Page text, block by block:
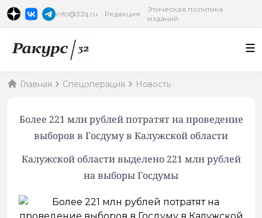
info@32q.ru Редакция
Этическая политика
изданий
Главная Спецоперация Новость
Более 221 млн рублей потратят на проведение
выборов в Госдуму в Калужской области
Калужской области выделено 221 млн рублей
на выборы Госдумы